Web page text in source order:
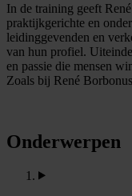
In de training geeft
praktijkgerichte en
leidinggevenden en
van hun profiel.
en passie die mensen
Zoals bij René
Onderwerpen